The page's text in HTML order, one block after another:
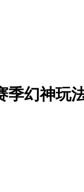
季幻神玩